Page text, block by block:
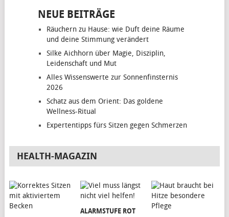
NEUE BEITRÄGE
Räuchern zu Hause: wie Duft deine Räume
und deine Stimmung verändert
Silke Aichhorn über Magie, Disziplin,
Leidenschaft und Mut
Alles Wissenswerte zur Sonnenfinsternis
2026
Schatz aus dem Orient: Das goldene
Wellness-Ritual
Expertentipps fürs Sitzen gegen Schmerzen
HEALTH-MAGAZIN
ALARMSTUFE ROT